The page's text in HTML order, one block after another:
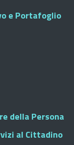
e Portafoglio
della Persona
al Cittadino